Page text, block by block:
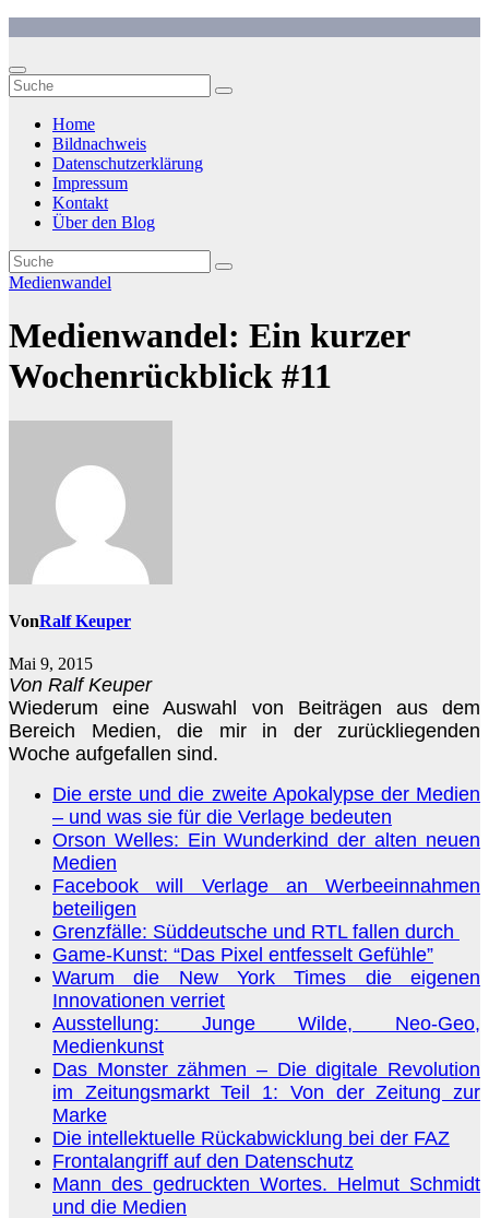
springen
Home
Bildnachweis
Datenschutzerklärung
Impressum
Kontakt
Über den Blog
Medienwandel
Medienwandel: Ein kurzer
Wochenrückblick #11
VonRalf Keuper
Mai 9, 2015
Von Ralf Keuper
Wiederum eine Auswahl von Beiträgen aus dem
Bereich Medien, die mir in der zurückliegenden
Woche aufgefallen sind.
Die erste und die zweite Apokalypse der Medien
– und was sie für die Verlage bedeuten
Orson Welles: Ein Wunderkind der alten neuen
Medien
Facebook will Verlage an Werbeeinnahmen
beteiligen
Grenzfälle: Süddeutsche und RTL fallen durch
Game-Kunst: “Das Pixel entfesselt Gefühle”
Warum die New York Times die eigenen
Innovationen verriet
Ausstellung: Junge Wilde, Neo-Geo,
Medienkunst
Das Monster zähmen – Die digitale Revolution
im Zeitungsmarkt Teil 1: Von der Zeitung zur
Marke
Die intellektuelle Rückabwicklung bei der FAZ
Frontalangriff auf den Datenschutz
Mann des gedruckten Wortes. Helmut Schmidt
und die Medien